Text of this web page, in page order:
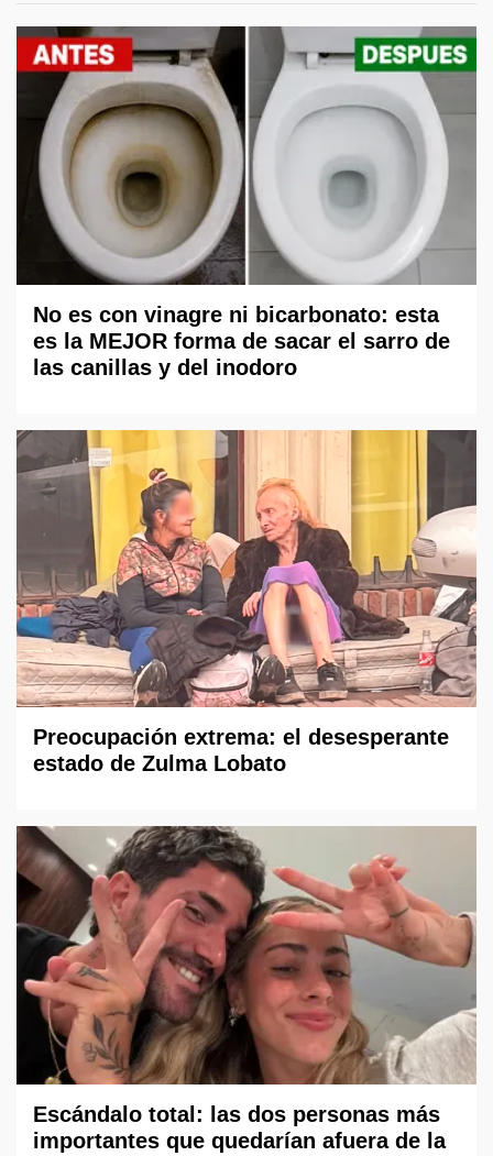
No es con vinagre ni bicarbonato: esta
es la MEJOR forma de sacar el sarro de
las canillas y del inodoro
Preocupación extrema: el desesperante
estado de Zulma Lobato
Escándalo total: las dos personas más
importantes que quedarían afuera de la